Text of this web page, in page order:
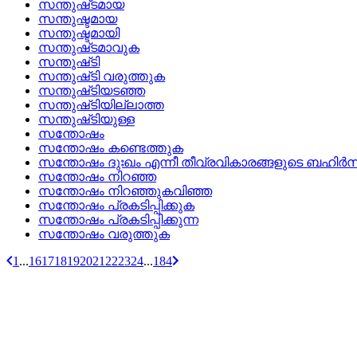
സന്തുഷ്‌ടമായ
സന്തുഷ്ടമായ
സന്തുഷ്ടമായി
സന്തുഷ്‌ടമാവുക
സന്തുഷ്‌ടി
സന്തുഷ്‌ടി വരുത്തുക
സന്തുഷ്‌ടിയടഞ്ഞ
സന്തുഷ്‌ടിയില്ലാത്ത
സന്തുഷ്‌ടിയുള്ള
സന്തോഷം
സന്തോഷം കണ്ടെത്തുക
സന്തോഷം ദുഃഖം എന്നീ തീവ്രവികാരങ്ങളുടെ
സന്തോഷം നിറഞ്ഞ
സന്തോഷം നിറഞ്ഞുകവിഞ്ഞ
സന്തോഷം പ്രകടിപ്പിക്കുക
സന്തോഷം പ്രകടിപ്പിക്കുന്ന
സന്തോഷം വരുത്തുക
1 ...161718192021 222324...184